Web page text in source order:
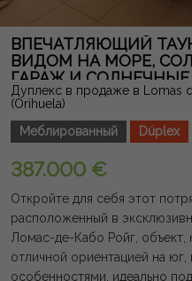
ВПЕЧАТЛЯЮЩИЙ
ВИДОМ НА МОРЕ,
ГАРАЖ И
ДЕ-КАБО РОИГ
Дуплекс в продаже в Lomas
(Orihuela)
Меблированный
Dúplex
387.000 €
Откройте для себя этот
расположенный в
Ломас-де-Кабо Ройг, объект,
отличной ориентацией на
особенностями, идеально